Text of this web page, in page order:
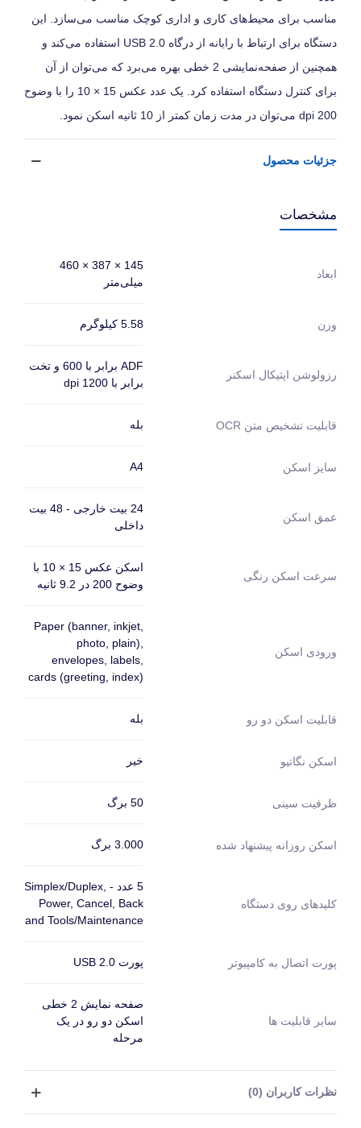
مناسب برای محیط‌های کاری و اداری کوچک مناسب می‌سازد. این
دستگاه برای ارتباط با رایانه از درگاه USB 2.0 استفاده می‌کند و
همچنین از صفحه‌نمایشی 2 خطی بهره می‌برد که می‌توان از آن
برای کنترل دستگاه استفاده کرد. یک عدد عکس 15 × 10 را با وضوح
200 dpi می‌توان در مدت زمان کمتر از 10 ثانیه اسکن نمود.
جزئیات محصول
مشخصات
ابعاد
145 × 387 × 460
میلی‌متر
وزن 5.58 کیلوگرم
رزولوشن اپتیکال اسکنر
ADF برابر با 600 و تخت
برابر با 1200 dpi
قابلیت تشخیص متن OCR بله
سایز اسکن A4
عمق اسکن
24 بیت خارجی - 48 بیت
داخلی
سرعت اسکن رنگی
اسکن عکس 15 × 10 با
وضوح 200 در 9.2 ثانیه
ورودی اسکن
Paper (banner, inkjet,
photo, plain),
envelopes, labels,
cards (greeting, index)
قابلیت اسکن دو رو بله
اسکن نگاتیو خیر
ظرفیت سینی 50 برگ
اسکن روزانه پیشنهاد شده 3.000 برگ
کلیدهای روی دستگاه
5 عدد - Simplex/Duplex,
Power, Cancel, Back
and Tools/Maintenance
پورت اتصال به کامپیوتر پورت USB 2.0
سایر قابلیت ها
صفحه نمایش 2 خطی
اسکن دو رو در یک
مرحله
نظرات کاربران (0)